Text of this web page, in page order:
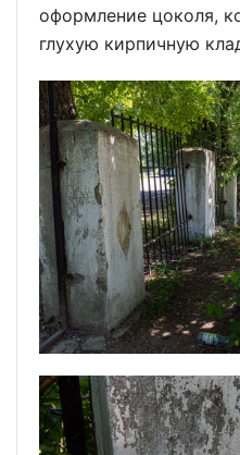
оформление цоколя,
глухую кирпичную